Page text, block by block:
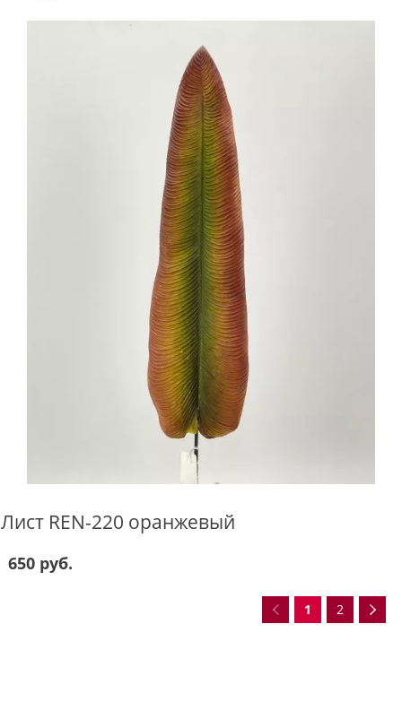
Лист REN-220 оранжевый
650 руб.
1 2